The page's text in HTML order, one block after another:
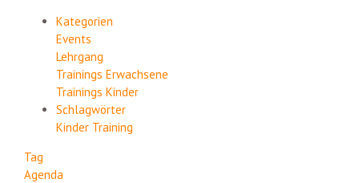
Kategorien
Events
Lehrgang
Trainings Erwachsene
Trainings Kinder
Schlagwörter
Kinder Training
Tag
Agenda